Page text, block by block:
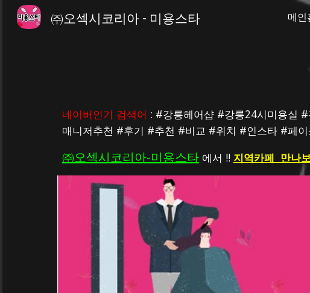
Skip to
㈜오섹시코리아 - 미용스타 메인
네이버인기 검색어 : #강릉헤어샵 #강릉24시미용실
매니저추천 #후기 #추천 #비교 #위치 #인스타 #페
㈜오섹시코리아-미용스타 에서 !! 지역카페  만나